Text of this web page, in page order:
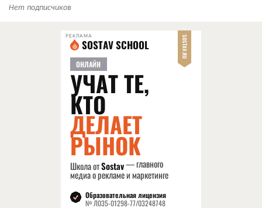
Нет подписчиков
РЕКЛАМА